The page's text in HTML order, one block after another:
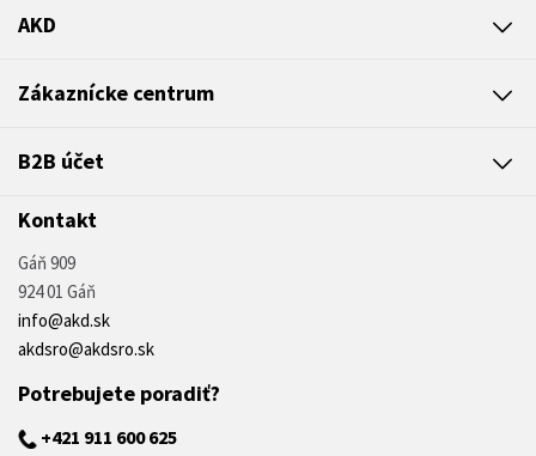
AKD
Zákaznícke centrum
B2B účet
Kontakt
Gáň 909
924 01 Gáň
info@akd.sk
akdsro@akdsro.sk
Potrebujete poradiť?
+421 911 600 625